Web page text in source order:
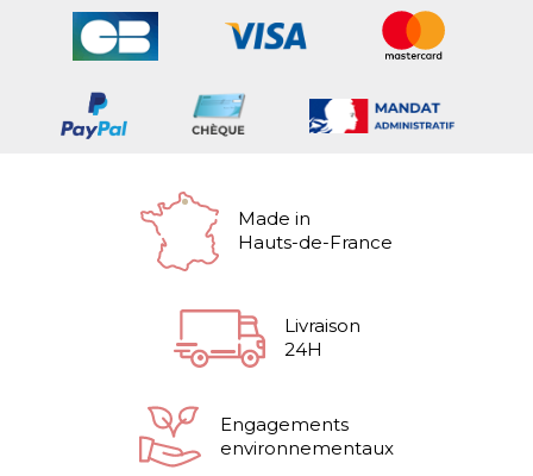
Made in
Hauts-de-France
Livraison
24H
Engagements
environnementaux